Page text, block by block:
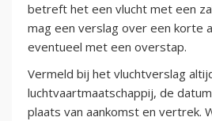
betreft het een vlucht met een
mag een verslag over een korte
eventueel met een overstap.
Vermeld bij het vluchtverslag
luchtvaartmaatschappij, de
plaats van aankomst en vertrek.